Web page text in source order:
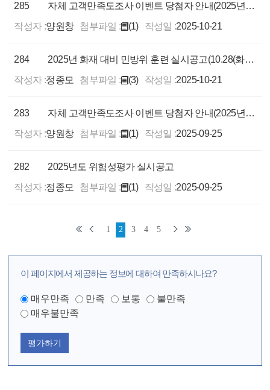
285
자체 고객만족도조사 이벤트 당첨자 안내(2025년 9월)
작성자 :양원창 첨부파일 : (1) 작성일 :2025-10-21
284
2025년 화재 대비 민방위 훈련 실시공고(10.28(화).,14시.)
작성자 :정종모 첨부파일 : (3) 작성일 :2025-10-21
283
자체 고객만족도조사 이벤트 당첨자 안내(2025년 8월)
작성자 :양원창 첨부파일 : (1) 작성일 :2025-09-25
282
2025년도 위험성평가 실시공고
작성자 :정종모 첨부파일 : (1) 작성일 :2025-09-25
1 2 3 4 5
이 페이지에서 제공하는 정보에 대하여 만족하시나요?
매우만족 만족 보통
불만족
매우불만족
평가하기